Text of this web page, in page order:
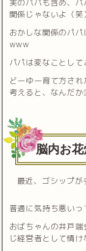
実のパパも含め、
関係じゃないよ（笑）
おかしな関係のパ
www
パパは変なことし
どーゆー育て方さ
考えると、なんだ
脳内お
最近、ゴシップが
普通に気持ち悪いっ
おばちゃんの井戸
じ経営者として情け